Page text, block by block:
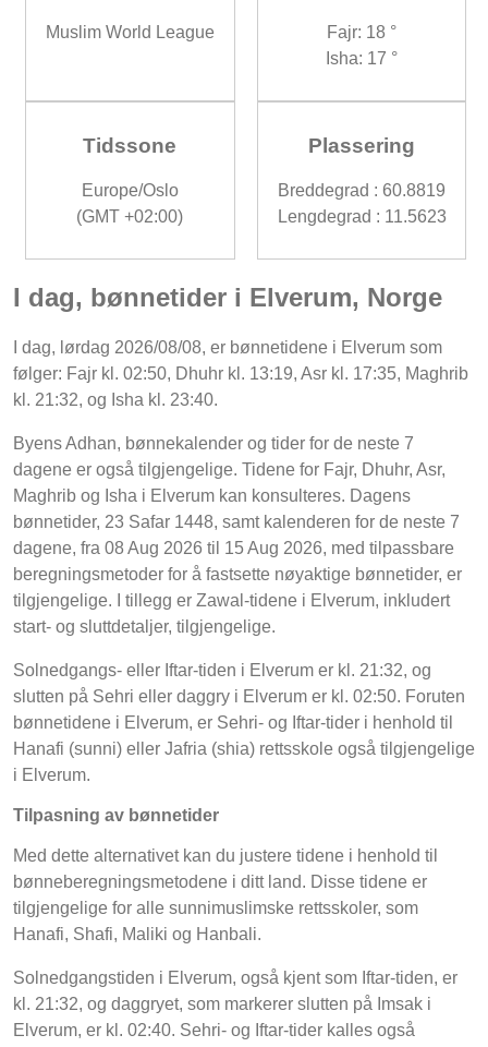
Muslim World League
Fajr: 18 °
Isha: 17 °
Tidssone
Europe/Oslo
(GMT +02:00)
Plassering
Breddegrad : 60.8819
Lengdegrad : 11.5623
I dag, bønnetider i Elverum, Norge
I dag, lørdag 2026/08/08, er bønnetidene i Elverum som
følger: Fajr kl. 02:50, Dhuhr kl. 13:19, Asr kl. 17:35, Maghrib
kl. 21:32, og Isha kl. 23:40.
Byens Adhan, bønnekalender og tider for de neste 7
dagene er også tilgjengelige. Tidene for Fajr, Dhuhr, Asr,
Maghrib og Isha i Elverum kan konsulteres. Dagens
bønnetider, 23 Safar 1448, samt kalenderen for de neste 7
dagene, fra 08 Aug 2026 til 15 Aug 2026, med tilpassbare
beregningsmetoder for å fastsette nøyaktige bønnetider, er
tilgjengelige. I tillegg er Zawal-tidene i Elverum, inkludert
start- og sluttdetaljer, tilgjengelige.
Solnedgangs- eller Iftar-tiden i Elverum er kl. 21:32, og
slutten på Sehri eller daggry i Elverum er kl. 02:50. Foruten
bønnetidene i Elverum, er Sehri- og Iftar-tider i henhold til
Hanafi (sunni) eller Jafria (shia) rettsskole også tilgjengelige
i Elverum.
Tilpasning av bønnetider
Med dette alternativet kan du justere tidene i henhold til
bønneberegningsmetodene i ditt land. Disse tidene er
tilgjengelige for alle sunnimuslimske rettsskoler, som
Hanafi, Shafi, Maliki og Hanbali.
Solnedgangstiden i Elverum, også kjent som Iftar-tiden, er
kl. 21:32, og daggryet, som markerer slutten på Imsak i
Elverum, er kl. 02:40. Sehri- og Iftar-tider kalles også